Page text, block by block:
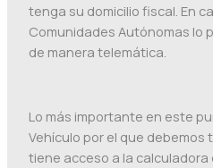
tenga su domicilio fiscal. En
Comunidades Autónomas lo
de manera telemática.
Lo más importante en este
Vehículo por el que debemos
tiene acceso a la calculadora